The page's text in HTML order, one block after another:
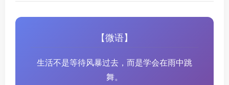
【微语】
生活不是等待风暴过去，而是学会在雨中跳
舞。